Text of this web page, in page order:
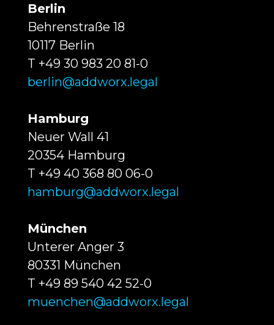
Berlin
Behrenstraße 18
10117 Berlin
T +49 30 983 20 81-0
berlin@addworx.legal
Hamburg
Neuer Wall 41
20354 Hamburg
T +49 40 368 80 06-0
hamburg@addworx.legal
München
Unterer Anger 3
80331 München
T +49 89 540 42 52-0
muenchen@addworx.legal